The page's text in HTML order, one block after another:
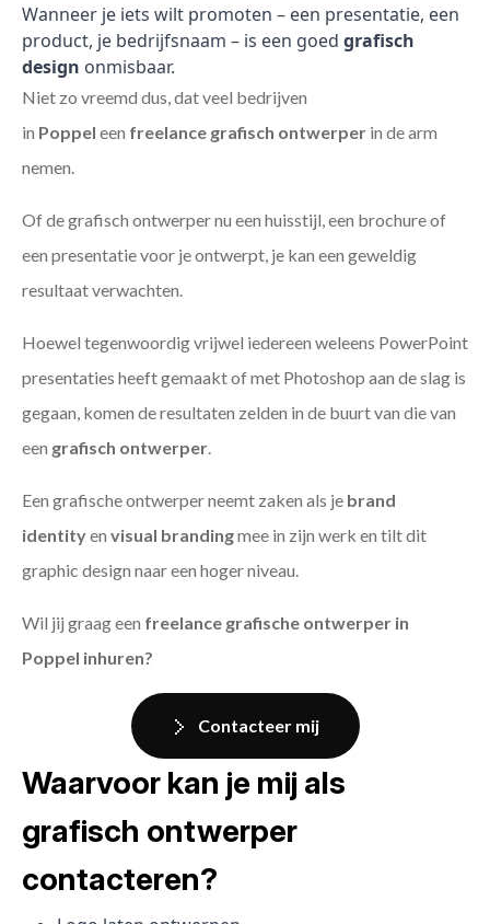
Wanneer je iets wilt promoten – een presentatie, een
product, je bedrijfsnaam – is een goed grafisch
design onmisbaar.
Niet zo vreemd dus, dat veel bedrijven
in Poppel een freelance grafisch ontwerper in de arm
nemen.
Of de grafisch ontwerper nu een huisstijl, een brochure of
een presentatie voor je ontwerpt, je kan een geweldig
resultaat verwachten.
Hoewel tegenwoordig vrijwel iedereen weleens PowerPoint
presentaties heeft gemaakt of met Photoshop aan de slag is
gegaan, komen de resultaten zelden in de buurt van die van
een grafisch ontwerper
Een grafische ontwerper neemt zaken als je brand
identityen visual brandingmee in zijn werk en tilt dit
graphic design naar een hoger niveau.
Wil jij graag een freelance grafische ontwerper in
Poppel inhuren?
Contacteer mij
Waarvoor kan je mij als
grafisch ontwerper
contacteren?